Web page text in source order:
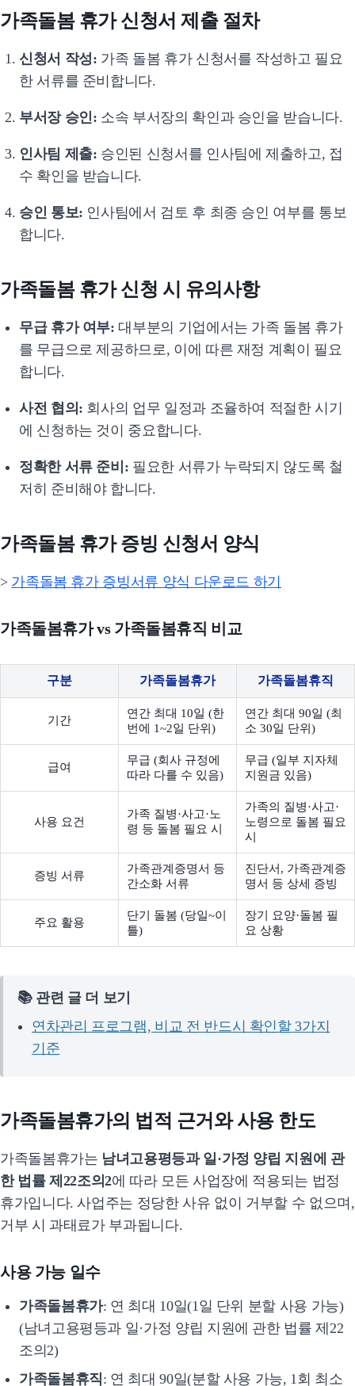
가족돌봄 휴가 신청서 제출 절차
신청서 작성: 가족 돌봄 휴가 신청서를 작성하고 필요
한 서류를 준비합니다.
부서장 승인: 소속 부서장의 확인과 승인을 받습니다.
인사팀 제출: 승인된 신청서를 인사팀에 제출하고, 접
수 확인을 받습니다.
승인 통보: 인사팀에서 검토 후 최종 승인 여부를 통보
합니다.
가족돌봄 휴가 신청 시 유의사항
무급 휴가 여부: 대부분의 기업에서는 가족 돌봄 휴가
를 무급으로 제공하므로, 이에 따른 재정 계획이 필요
합니다.
사전 협의: 회사의 업무 일정과 조율하여 적절한 시기
에 신청하는 것이 중요합니다.
정확한 서류 준비: 필요한 서류가 누락되지 않도록 철
저히 준비해야 합니다.
가족돌봄 휴가 증빙 신청서 양식
> 가족돌봄 휴가 증빙서류 양식 다운로드 하기
가족돌봄휴가 vs 가족돌봄휴직 비교
구분 가족돌봄휴가 가족돌봄휴직
기간
연간 최대 10일 (한
번에 1~2일 단위)
연간 최대 90일 (최
소 30일 단위)
급여
무급 (회사 규정에
따라 다를 수 있음)
무급 (일부 지자체
지원금 있음)
사용 요건
가족 질병·사고·노
령 등 돌봄 필요 시
가족의 질병·사고·
노령으로 돌봄 필요
시
증빙 서류
가족관계증명서 등
간소화 서류
진단서, 가족관계증
명서 등 상세 증빙
주요 활용
단기 돌봄 (당일~이
틀)
장기 요양·돌봄 필
요 상황
📚 관련 글 더 보기
연차관리 프로그램, 비교 전 반드시 확인할 3가지
기준
가족돌봄휴가의 법적 근거와 사용 한도
가족돌봄휴가는 남녀고용평등과 일·가정 양립 지원에 관
한 법률 제22조의2에 따라 모든 사업장에 적용되는 법정
휴가입니다. 사업주는 정당한 사유 없이 거부할 수 없으며,
거부 시 과태료가 부과됩니다.
사용 가능 일수
가족돌봄휴가: 연 최대 10일(1일 단위 분할 사용 가능)
(남녀고용평등과 일·가정 양립 지원에 관한 법률 제22
조의2)
가족돌봄휴직: 연 최대 90일(분할 사용 가능, 1회 최소